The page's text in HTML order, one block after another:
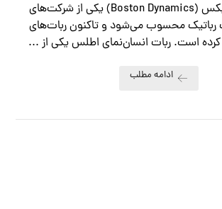
بوستون داینامیکس (Boston Dynamics) یکی از شرکت‌های
رباتیک محسوب می‌شود و تاکنون ربات‌های
کرده است. ربات انسان‌نمای اطلس یکی از ...
ادامه مطلب